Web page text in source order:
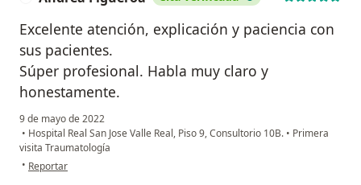
Excelente atención, explicación y paciencia con
sus pacientes.
Súper profesional. Habla muy claro y
honestamente.
9 de mayo de 2022
• Hospital Real San Jose Valle Real, Piso 9, Consultorio 10B. • Primera
visita Traumatología
• en opinión del usuario Andrea Figueroa
Reportar